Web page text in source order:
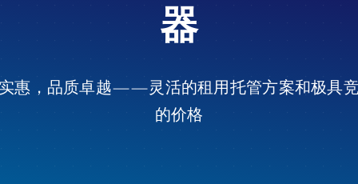
器
惠，品质卓越——灵活的租用托管方案和极具
的价格